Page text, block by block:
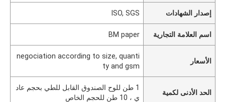
إصدار الشهادات ISO, SGS
اسم العلامة التجارية BM paper
الأسعار
negociation according to size, quanti
ty and gsm
الحد الأدنى لكمية
1 طن للوح الصندوق القابل للطي بحجم عاد
ي ، 10 طن للحجم الخاص